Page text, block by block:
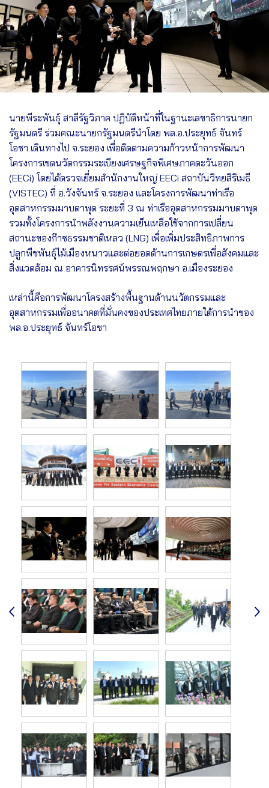
นายพีระพันธุ์ สาลีรัฐวิภาค ปฏิบัติหน้าที่ในฐานะเลขาธิการนายก
รัฐมนตรี ร่วมคณะนายกรัฐมนตรีนำโดย พล.อ.ประยุทธ์ จันทร์
โอชา เดินทางไป จ.ระยอง เพื่อติดตามความก้าวหน้าการพัฒนา
โครงการเขตนวัตกรรมระเบียงเศรษฐกิจพิเศษภาคตะวันออก
(EECi) โดยได้ตรวจเยี่ยมสำนักงานใหญ่ EECi สถาบันวิทยสิริเมธี
(VISTEC) ที่ อ.วังจันทร์ จ.ระยอง และโครงการพัฒนาท่าเรือ
อุตสาหกรรมมาบตาพุด ระยะที่ 3 ณ ท่าเรืออุตสาหกรรมมาบตาพุด
รวมทั้งโครงการนำพลังงานความเย็นเหลือใช้จากการเปลี่ยน
สถานะของก๊าซธรรมชาติเหลว (LNG) เพื่อเพิ่มประสิทธิภาพการ
ปลูกพืชพันธุ์ไม้เมืองหนาวและต่อยอดด้านการเกษตรเพื่อสังคมและ
สิ่งแวดล้อม ณ อาคารนิทรรศน์พรรณพฤกษา อ.เมืองระยอง
เหล่านี้คือการพัฒนาโครงสร้างพื้นฐานด้านนวัตกรรมและ
อุตสาหกรรมเพื่ออนาคตที่มั่นคงของประเทศไทยภายใต้การนำของ
พล.อ.ประยุทธ์ จันทร์โอชา